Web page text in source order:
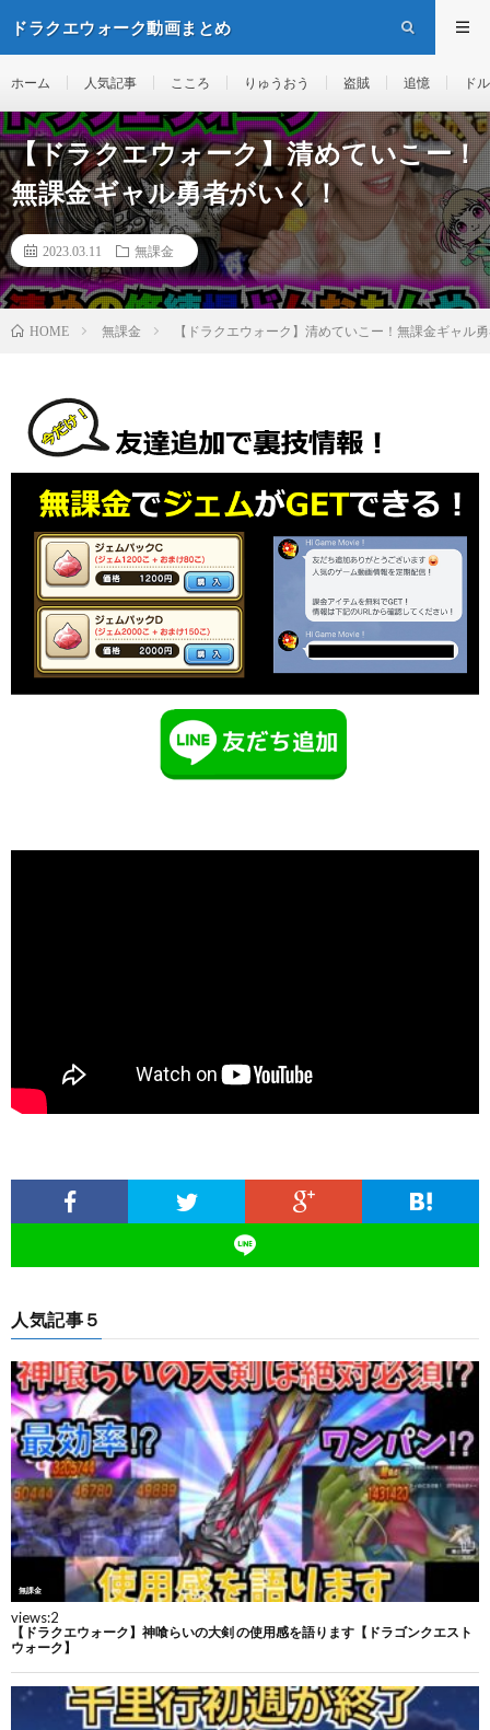
ドラクエウォーク動画まとめ
ホーム 人気記事 こころ りゅうおう 盗賊 追憶 ド
【ドラクエウォーク】清めていこー！
無課金ギャル勇者がいく！
2023.03.11 無課金
HOME 無課金 【ドラクエウォーク】清めていこー！無課金ギャル
人気記事５